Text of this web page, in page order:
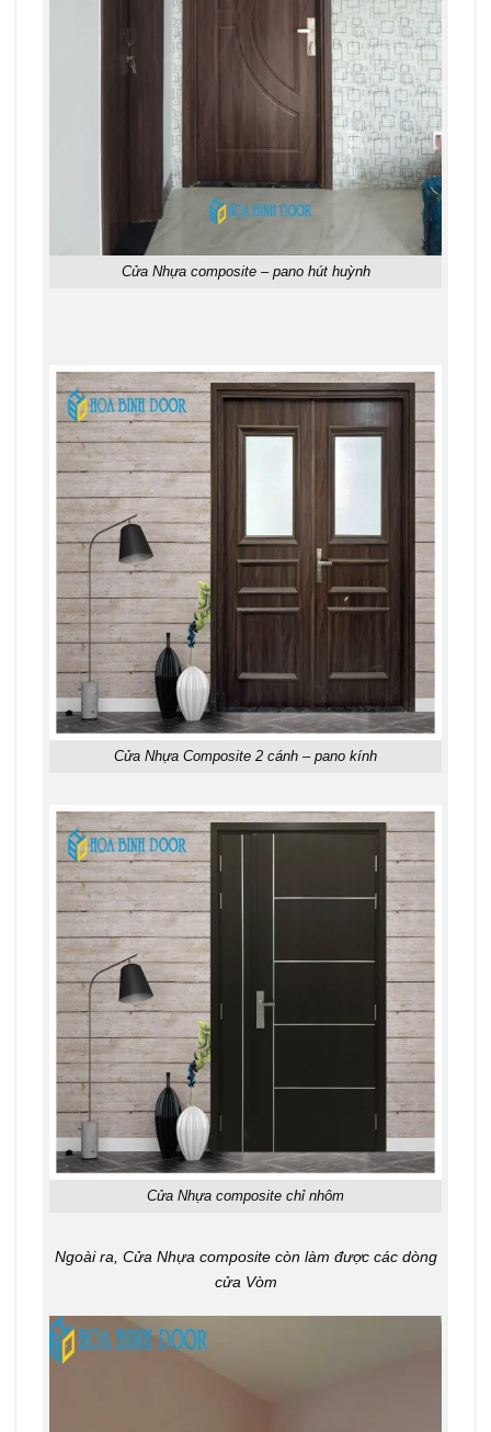
Cửa Nhựa composite – pano hút huỳnh
Cửa Nhựa Composite 2 cánh – pano kính
Cửa Nhựa composite chỉ nhôm
Ngoài ra, Cửa Nhựa composite còn làm được các dòng
cửa Vòm